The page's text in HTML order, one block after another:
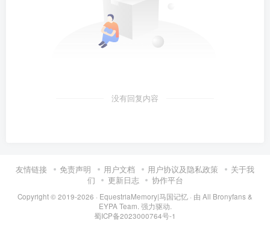
没有回复内容
友情链接 免责声明 用户文档 用户协议及隐私政策
关于我
们
更新日志 协作平台
Copyright © 2019-2026 · EquestriaMemory|马国记忆 · 由 All Bronyfans &
EYPA Team. 强力驱动.
蜀ICP备2023000764号-1